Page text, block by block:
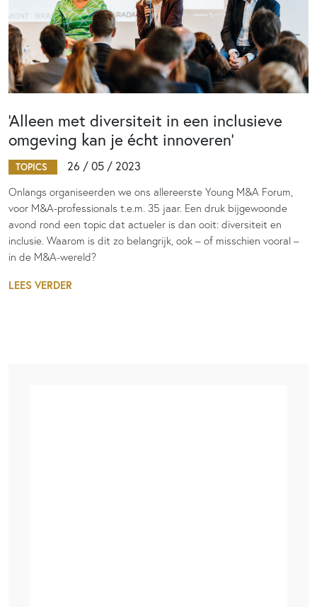
‘Alleen met diversiteit in een inclusieve
omgeving kan je écht innoveren’
TOPICS 26 / 05 / 2023
Onlangs organiseerden we ons allereerste Young M&A Forum,
voor M&A-professionals t.e.m. 35 jaar. Een druk bijgewoonde
avond rond een topic dat actueler is dan ooit: diversiteit en
inclusie. Waarom is dit zo belangrijk, ook – of misschien vooral –
in de M&A-wereld?
LEES VERDER